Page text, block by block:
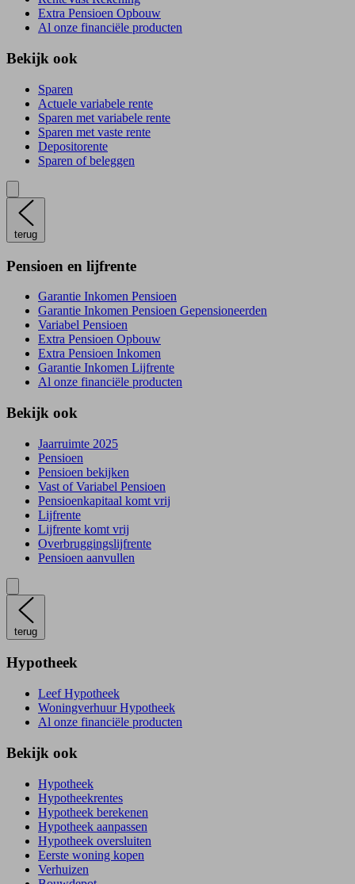
Extra Pensioen Opbouw
Al onze financiële producten
Bekijk ook
Sparen
Actuele variabele rente
Sparen met variabele rente
Sparen met vaste rente
Depositorente
Sparen of beleggen
terug
Pensioen en lijfrente
Garantie Inkomen Pensioen
Garantie Inkomen Pensioen Gepensioneerden
Variabel Pensioen
Extra Pensioen Opbouw
Extra Pensioen Inkomen
Garantie Inkomen Lijfrente
Al onze financiële producten
Bekijk ook
Jaarruimte 2025
Pensioen
Pensioen bekijken
Vast of Variabel Pensioen
Pensioenkapitaal komt vrij
Lijfrente
Lijfrente komt vrij
Overbruggingslijfrente
Pensioen aanvullen
terug
Hypotheek
Leef Hypotheek
Woningverhuur Hypotheek
Al onze financiële producten
Bekijk ook
Hypotheek
Hypotheekrentes
Hypotheek berekenen
Hypotheek aanpassen
Hypotheek oversluiten
Eerste woning kopen
Verhuizen